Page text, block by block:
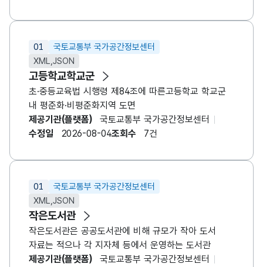
01
국토교통부 국가공간정보센터
XML,JSON
고등학교학교군
초·중등교육법 시행령 제84조에 따른고등학교 학교군
내 평준화·비평준화지역 도면
제공기관(플랫폼)
국토교통부 국가공간정보센터
수정일
2026-08-04조회수 7건
01
국토교통부 국가공간정보센터
XML,JSON
작은도서관
작은도서관은 공공도서관에 비해 규모가 작아 도서
자료는 적으나 각 지자체 등에서 운영하는 도서관
제공기관(플랫폼)
국토교통부 국가공간정보센터